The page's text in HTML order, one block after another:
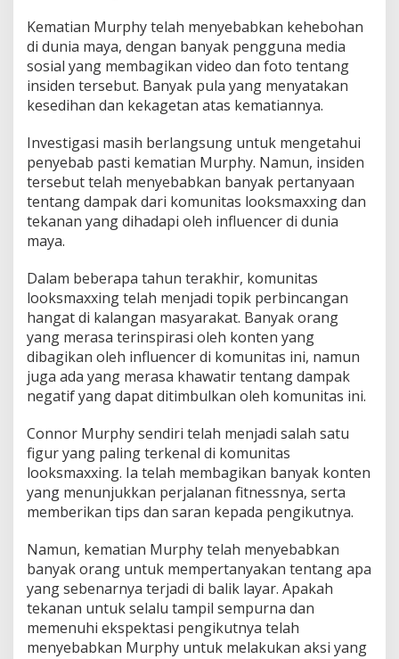
Kematian Murphy telah menyebabkan kehebohan
di dunia maya, dengan banyak pengguna media
sosial yang membagikan video dan foto tentang
insiden tersebut. Banyak pula yang menyatakan
kesedihan dan kekagetan atas kematiannya.
Investigasi masih berlangsung untuk mengetahui
penyebab pasti kematian Murphy. Namun, insiden
tersebut telah menyebabkan banyak pertanyaan
tentang dampak dari komunitas looksmaxxing dan
tekanan yang dihadapi oleh influencer di dunia
maya.
Dalam beberapa tahun terakhir, komunitas
looksmaxxing telah menjadi topik perbincangan
hangat di kalangan masyarakat. Banyak orang
yang merasa terinspirasi oleh konten yang
dibagikan oleh influencer di komunitas ini, namun
juga ada yang merasa khawatir tentang dampak
negatif yang dapat ditimbulkan oleh komunitas ini.
Connor Murphy sendiri telah menjadi salah satu
figur yang paling terkenal di komunitas
looksmaxxing. Ia telah membagikan banyak konten
yang menunjukkan perjalanan fitnessnya, serta
memberikan tips dan saran kepada pengikutnya.
Namun, kematian Murphy telah menyebabkan
banyak orang untuk mempertanyakan tentang apa
yang sebenarnya terjadi di balik layar. Apakah
tekanan untuk selalu tampil sempurna dan
memenuhi ekspektasi pengikutnya telah
menyebabkan Murphy untuk melakukan aksi yang